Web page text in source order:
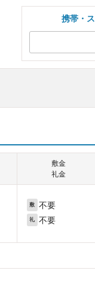
携帯・
敷金
礼金
敷 不要
礼 不要